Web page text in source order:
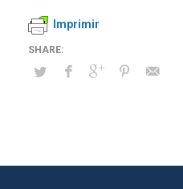
Imprimir